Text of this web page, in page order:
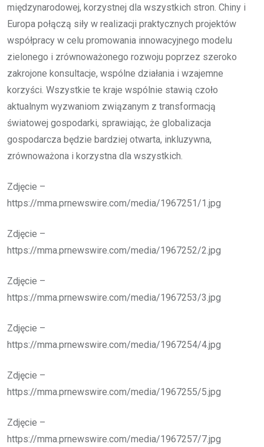
międzynarodowej, korzystnej dla wszystkich stron. Chiny i
Europa połączą siły w realizacji praktycznych projektów
współpracy w celu promowania innowacyjnego modelu
zielonego i zrównoważonego rozwoju poprzez szeroko
zakrojone konsultacje, wspólne działania i wzajemne
korzyści. Wszystkie te kraje wspólnie stawią czoło
aktualnym wyzwaniom związanym z transformacją
światowej gospodarki, sprawiając, że globalizacja
gospodarcza będzie bardziej otwarta, inkluzywna,
zrównoważona i korzystna dla wszystkich.
Zdjęcie –
https://mma.prnewswire.com/media/1967251/1.jpg
Zdjęcie –
https://mma.prnewswire.com/media/1967252/2.jpg
Zdjęcie –
https://mma.prnewswire.com/media/1967253/3.jpg
Zdjęcie –
https://mma.prnewswire.com/media/1967254/4.jpg
Zdjęcie –
https://mma.prnewswire.com/media/1967255/5.jpg
Zdjęcie –
https://mma.prnewswire.com/media/1967257/7.jpg